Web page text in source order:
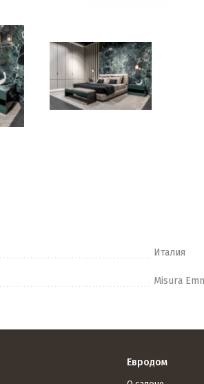
Италия
Misura
Евродом